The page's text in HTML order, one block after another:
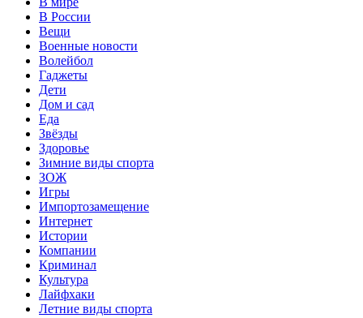
В России
Вещи
Военные новости
Волейбол
Гаджеты
Дети
Дом и сад
Еда
Звёзды
Здоровье
Зимние виды спорта
ЗОЖ
Игры
Импортозамещение
Интернет
Истории
Компании
Криминал
Культура
Лайфхаки
Летние виды спорта